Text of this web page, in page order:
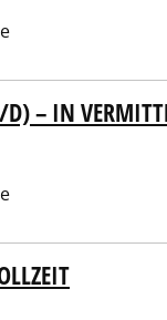
D) – IN